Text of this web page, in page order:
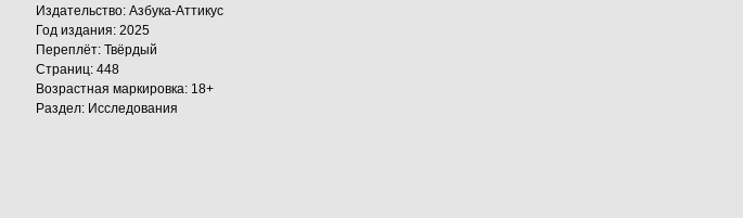
Издательство: Азбука-Аттикус
Год издания: 2025
Переплёт: Твёрдый
Страниц: 448
Возрастная маркировка: 18+
Раздел: Исследования